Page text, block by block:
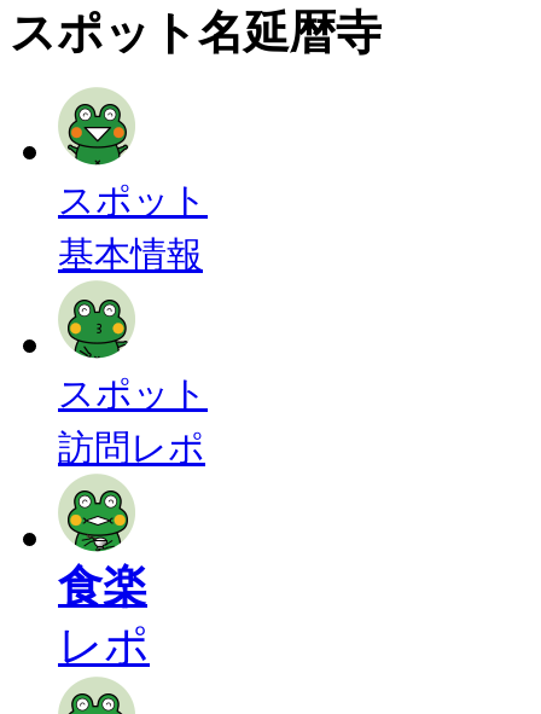
スポット名延暦寺
スポット
基本情報
スポット
訪問レポ
食楽
レポ